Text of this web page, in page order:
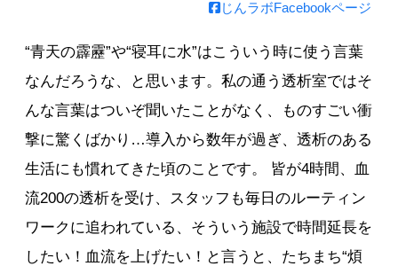
じんラボFacebookページ
“青天の霹靂”や“寝耳に水”はこういう時に使う言葉
なんだろうな、と思います。私の通う透析室ではそ
んな言葉はついぞ聞いたことがなく、ものすごい衝
撃に驚くばかり…導入から数年が過ぎ、透析のある
生活にも慣れてきた頃のことです。 皆が4時間、血
流200の透析を受け、スタッフも毎日のルーティン
ワークに追われている、そういう施設で時間延長を
したい！血流を上げたい！と言うと、たちまち“煩